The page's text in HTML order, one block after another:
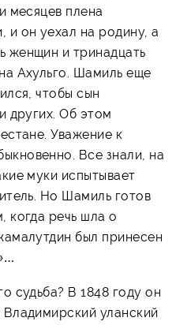
месяцев плена
и он уехал на родину, а
женщин и тринадцать
Ахульго. Шамиль еще
чтобы сын
других. Об этом
Уважение к
Все знали, на
муки испытывает
Но Шамиль готов
когда речь шла о
был принесен
судьба? В 1848 году он
уланский